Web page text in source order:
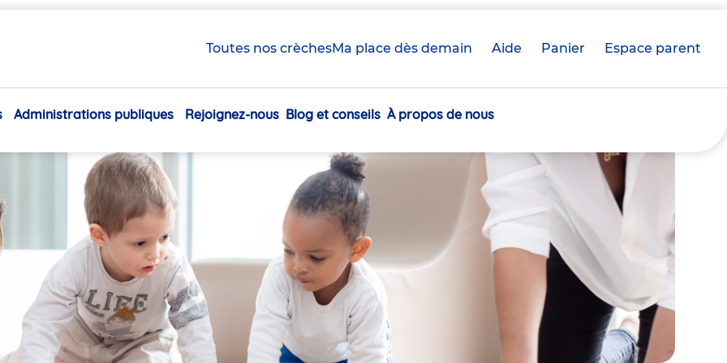
Toutes nos crèchesMa place dès demain Aide Panier crèche(s)
Espace parent
Navigation
Administrations publiques Rejoignez-nous Blog et conseils À propos de nous